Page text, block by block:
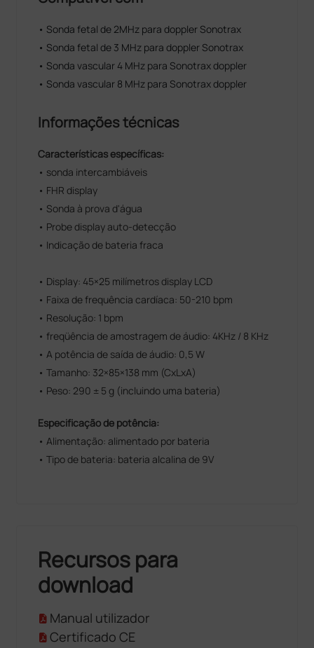
• Sonda fetal de 2MHz para doppler Sonotrax
• Sonda fetal de 3 MHz para doppler Sonotrax
• Sonda vascular 4 MHz para Sonotrax doppler
• Sonda vascular 8 MHz para Sonotrax doppler
Informações técnicas
Características específicas:
• sonda intercambiáveis
• FHR display
• Sonda à prova d'água
• Probe display auto-detecção
• Indicação de bateria fraca
• Display: 45×25 milímetros display LCD
• Faixa de frequência cardíaca: 50-210 bpm
• Resolução: 1 bpm
• freqüência de amostragem de áudio: 4KHz / 8 KHz
• A potência de saída de áudio: 0,5 W
• Tamanho: 32×85×138 mm (CxLxA)
• Peso: 290 ± 5 g (incluindo uma bateria)
Especificação de potência:
• Alimentação: alimentado por bateria
• Tipo de bateria: bateria alcalina de 9V
Recursos para
download
Manual utilizador
Certificado CE